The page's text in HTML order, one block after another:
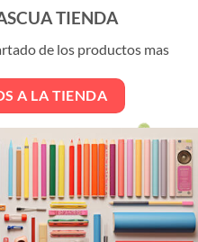
Las
se
pueden
elegir
en
página
de
producto
TIENDA
de los productos mas
A LA TIENDA